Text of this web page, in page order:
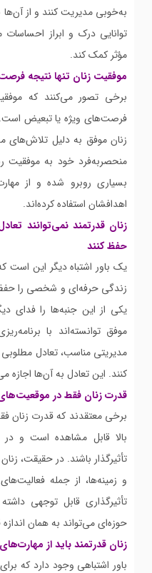
به‌خوبی مدیریت کنند و از آن‌ها
توانایی درک و ابراز احساسات
مؤثر کمک کند.
موفقیت زنان تنها نتیجه
برخی تصور می‌کنند که
فرصت‌های ویژه یا تبعیض است.
زنان موفق به دلیل تلاش‌های
منحصربه‌فرد خود به موفقیت
بسیاری روبرو شده و از
اهدافشان استفاده کرده‌اند.
زنان قدرتمند نمی‌توانند
حفظ کنند
یک باور اشتباه دیگر این است
زندگی حرفه‌ای و شخصی را حفظ
یکی از این جنبه‌ها را فدای
موفق توانسته‌اند با
مدیریتی مناسب، تعادل
کنند. این تعادل به آن‌ها
قدرت زنان فقط در
برخی معتقدند که قدرت زنان
بالا قابل مشاهده است و در
تأثیرگذار باشند. در حقیقت،
و زمینه‌ها، از جمله
تأثیرگذاری قابل توجهی
حوزه‌ای می‌تواند به همان
زنان قدرتمند باید از
باور اشتباهی وجود دارد که